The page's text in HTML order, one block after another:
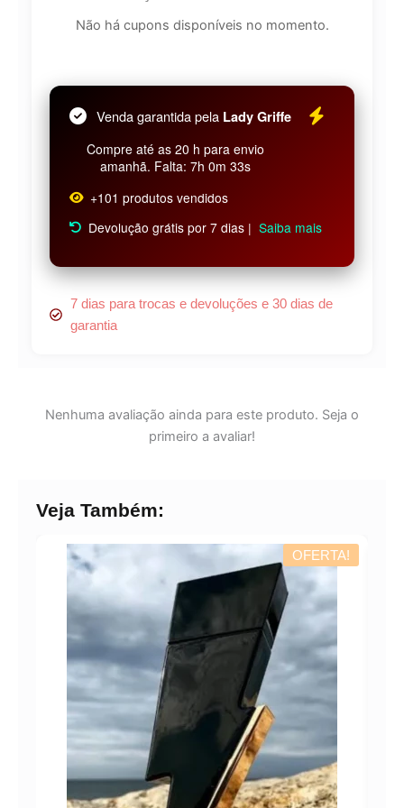
Não há cupons disponíveis no momento.
Venda garantida pela Lady Griffe
Compre até as 20 h para envio
amanhã. Falta: 7h 0m 33s
+101 produtos vendidos
Devolução grátis por 7 dias | Saiba mais
7 dias para trocas e devoluções e 30 dias de
garantia
Nenhuma avaliação ainda para este produto. Seja o
primeiro a avaliar!
Veja Também:
OFERTA!